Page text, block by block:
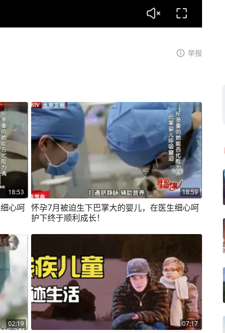
举报
18:53
心呵
18:59
怀孕7月被迫生下巴掌大的婴儿，在医生细心呵
护下终于顺利成长！
02:19 07:17